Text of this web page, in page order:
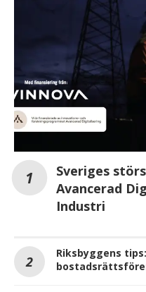
Sveriges
Avancerad
Industri
Riksbyggens